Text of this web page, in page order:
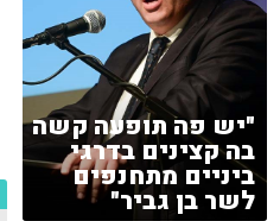
"יש פה תופעה קשה
בה קצינים בדרגי
ביניים מתחנפים
לשר בן גביר"